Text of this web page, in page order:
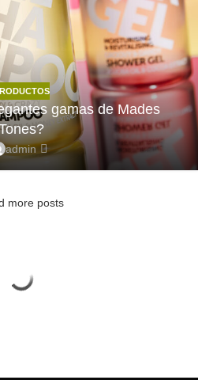
gamas de Mades
admin
more posts